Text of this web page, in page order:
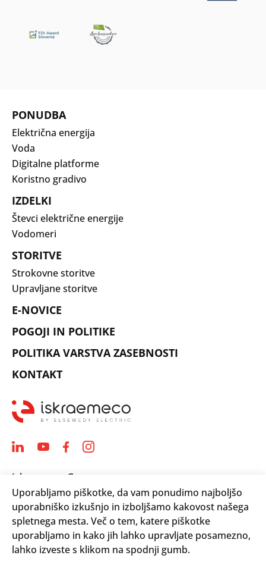
PONUDBA
Električna energija
Voda
Digitalne platforme
Koristno gradivo
IZDELKI
Števci električne energije
Vodomeri
STORITVE
Strokovne storitve
Upravljane storitve
E-NOVICE
POGOJI IN POLITIKE
POLITIKA VARSTVA ZASEBNOSTI
KONTAKT
Iskraemeco Group
Savska loka 4
4000 Kranj, Slovenija
Telephone: +(386) 4 206 4000
Email: info@iskraemeco.com
Uporabljamo piškotke, da vam ponudimo najboljšo
uporabniško izkušnjo in izboljšamo kakovost našega
spletnega mesta. Več o tem, katere piškotke
uporabljamo in kako jih lahko upravljate posamezno,
lahko izveste s klikom na spodnji gumb.